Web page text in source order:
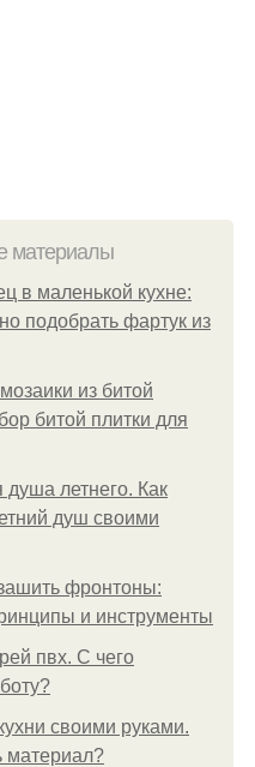
материалы
в маленькой кухне:
подобрать фартук из
из битой
битой плитки для
душа летнего. Как
душ своими
фронтоны:
и инструменты
пвх. С чего
своими руками.
материал?